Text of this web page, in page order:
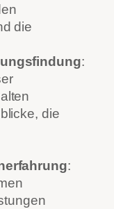
die
:
die
: